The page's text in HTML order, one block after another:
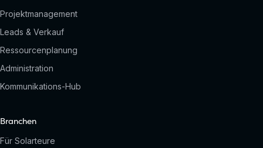
Projektmanagement
Leads & Verkauf
Ressourcenplanung
Administration
Kommunikations-Hub
Branchen
Für Solarteure